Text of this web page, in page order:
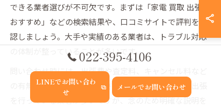
できる業者選びが不可欠です。まずは「家電 買取 出張
おすすめ」などの検索結果や、口コミサイトで評判を確
認しましょう。大手や実績のある業者は、トラブル対応
の体制が整っていることが多いです。
問い合わせ時には、出張費や査定料、キャンセル料など
の有無を必ず確認してください。無料で見積もり・出張
を行っている業者が多いですが、念のため明確な説明を
022-395-4106
LINEでお問い合わ
せ
メールでお問い合わせ